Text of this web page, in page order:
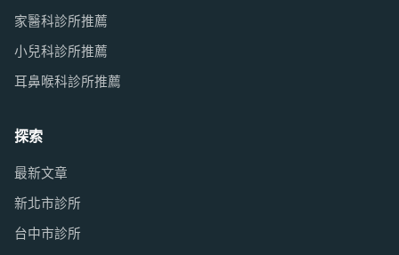
家醫科診所推薦
小兒科診所推薦
耳鼻喉科診所推薦
探索
最新文章
新北市診所
台中市診所